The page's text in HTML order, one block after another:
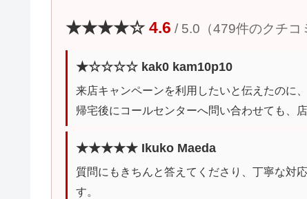
★★★★☆ 4.6 / 5.0（479件のクチコ
★☆☆☆☆ kak0 kam10p10
来店キャンペーンを利用したいと伝えたのに
帰宅後にコールセンターへ問い合わせても、
★★★★★ Ikuko Maeda
質問にもきちんと答えてくださり、丁寧な対
す。